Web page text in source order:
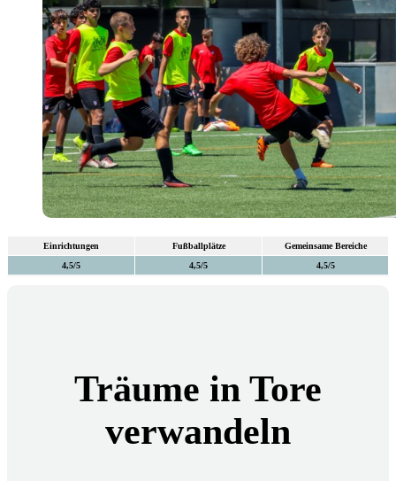
Einrichtungen Fußballplätze
Gemeinsame Bereiche
4,5/5
4,5/5 4,5/5
Träume in Tore
verwandeln